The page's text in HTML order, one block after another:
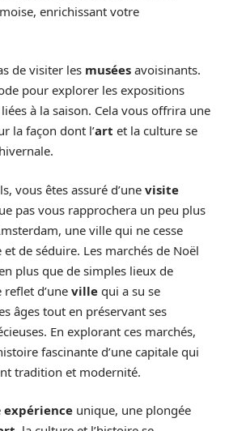
enrichissant votre
de visiter les musées avoisinants.
pour explorer les expositions
à la saison. Cela vous offrira une
la façon dont l’art et la culture se
vous êtes assuré d’une visite
pas vous rapprochera un peu plus
une ville qui ne cesse
de séduire. Les marchés de Noël
plus que de simples lieux de
d’une ville qui a su se
âges tout en préservant ses
En explorant ces marchés,
fascinante d’une capitale qui
tradition et modernité.
expérience unique, une plongée